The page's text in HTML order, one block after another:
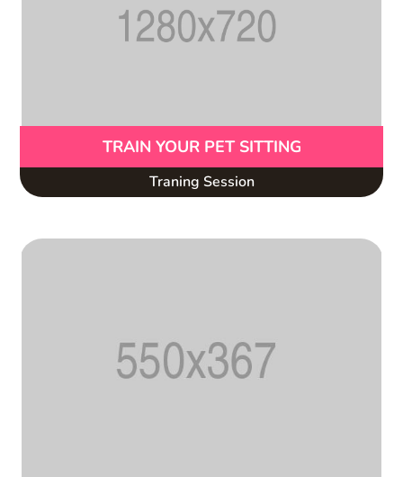
TRAIN YOUR PET SITTING
Traning Session